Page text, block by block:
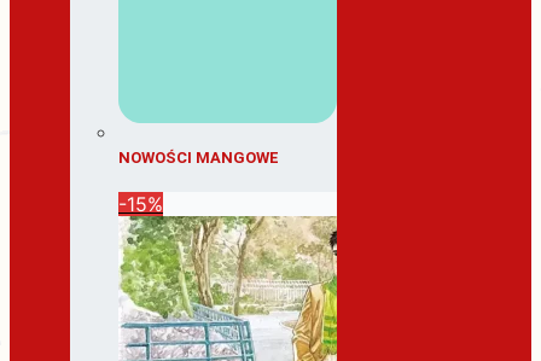
NOWOŚCI MANGOWE
-15%